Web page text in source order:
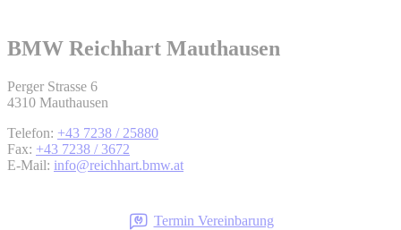
BMW Reichhart Mauthausen
Perger Strasse 6
4310 Mauthausen
Telefon: +43 7238 / 25880
Fax: +43 7238 / 3672
E-Mail: info@reichhart.bmw.at
Termin Vereinbarung